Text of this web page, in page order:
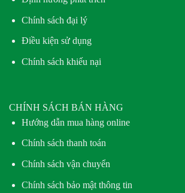
Chính sách đại lý
Điều kiện sử dụng
Chính sách khiếu nại
CHÍNH SÁCH BÁN HÀNG
Hướng dẫn mua hàng online
Chính sách thanh toán
Chính sách vận chuyển
Chính sách bảo mật thông tin